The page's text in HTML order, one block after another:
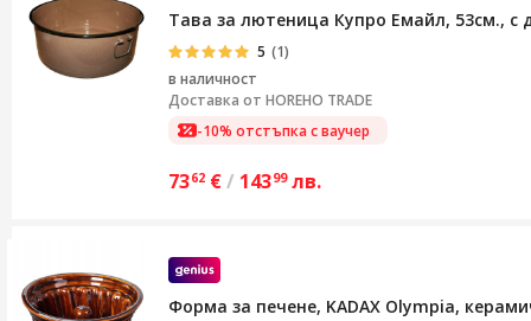
Тава за лютеница Купро Емайл, 53см., с
5 (1)
в наличност
Доставка от HOREHO TRADE
-10% отстъпка с ваучер
7362 €/ 14399 лв.
Форма за печене, KADAX Olympia,